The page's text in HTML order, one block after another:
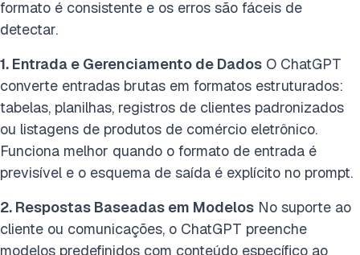
formato é consistente e os erros são fáceis de
detectar.
1. Entrada e Gerenciamento de Dados O ChatGPT
converte entradas brutas em formatos estruturados:
tabelas, planilhas, registros de clientes padronizados
ou listagens de produtos de comércio eletrônico.
Funciona melhor quando o formato de entrada é
previsível e o esquema de saída é explícito no prompt.
2. Respostas Baseadas em Modelos No suporte ao
cliente ou comunicações, o ChatGPT preenche
modelos predefinidos com conteúdo específico ao